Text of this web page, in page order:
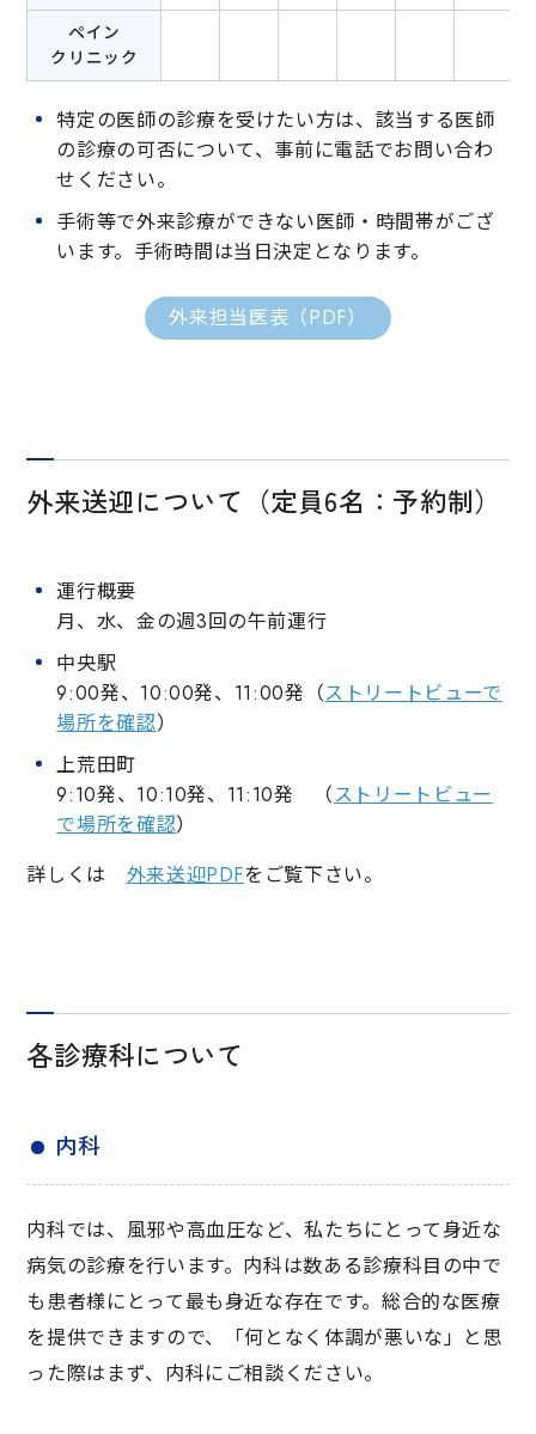
ペイン
クリニック
特定の医師の診療を受けたい方は、該当する医師
の診療の可否について、事前に電話でお問い合わ
せください。
手術等で外来診療ができない医師・時間帯がござ
います。手術時間は当日決定となります。
外来担当医表（PDF）
外来送迎について（定員6名：予約制）
運行概要
月、水、金の週3回の午前運行
中央駅
9:00発、10:00発、11:00発（ストリートビューで
場所を確認）
上荒田町
9:10発、10:10発、11:10発 （ストリートビュー
で場所を確認）
詳しくは 外来送迎PDFをご覧下さい。
各診療科について
内科
内科では、風邪や高血圧など、私たちにとって身近な
病気の診療を行います。内科は数ある診療科目の中で
も患者様にとって最も身近な存在です。総合的な医療
を提供できますので、「何となく体調が悪いな」と思
った際はまず、内科にご相談ください。